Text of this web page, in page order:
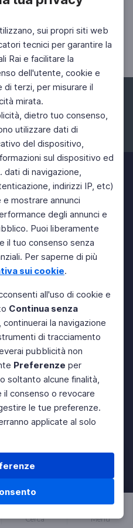
sui propri siti web
tecnici per garantire la
Rai e facilitare la
dell'utente, cookie e
di terzi, per misurare il
mirata.
dietro tuo consenso,
utilizzare dati di
del dispositivo,
sul dispositivo ed
dati di navigazione,
indirizzi IP, etc)
mostrare annunci
degli annunci e
Puoi liberamente
il tuo consenso senza
Per saperne di più
sui cookie.
all'uso di cookie e
Continua senza
continuerai la navigazione
di tracciamento
pubblicità non
Preferenze per
soltanto alcune finalità,
consenso o revocare
le tue preferenze.
applicate al solo
Cerca Menu